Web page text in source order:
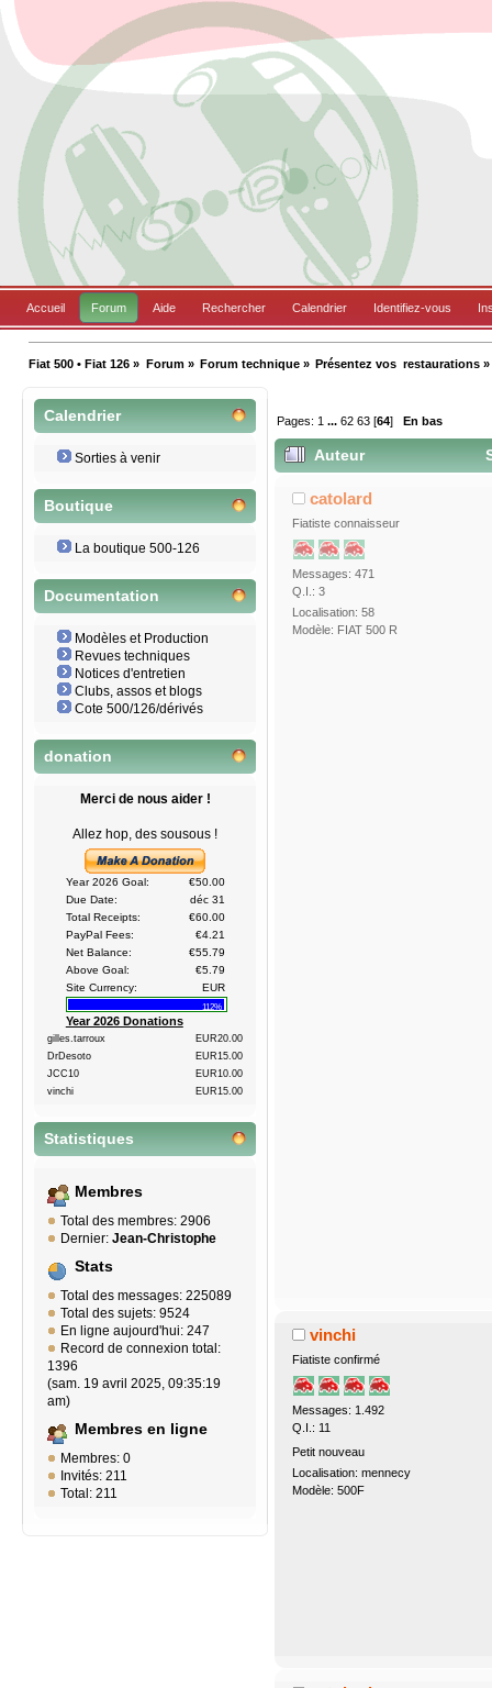
Accueil Forum Aide Rechercher Calendrier Identifiez-vous
Fiat 500 • Fiat 126 » Forum» Forum technique» Présentez vos  restaurations »
Calendrier
Sorties à venir
Boutique
La boutique 500-126
Documentation
Modèles et Production
Revues techniques
Notices d'entretien
Clubs, assos et blogs
Cote 500/126/dérivés
donation
Merci de nous aider !
Allez hop, des sousous !
Year 2026 Goal:
€50.00
Due Date:
déc 31
Total Receipts:
€60.00
PayPal Fees:
€4.21
Net Balance:
€55.79
Above Goal:
€5.79
Site Currency:
EUR
112%
Year 2026 Donations
gilles.tarroux
EUR20.00
DrDesoto
EUR15.00
JCC10
EUR10.00
vinchi
EUR15.00
Statistiques
Membres
Total des membres: 2906
Dernier: Jean-Christophe
Stats
Total des messages: 225089
Total des sujets: 9524
En ligne aujourd'hui: 247
Record de connexion total:
1396
(sam. 19 avril 2025, 09:35:19
am)
Membres en ligne
Membres: 0
Invités: 211
Total: 211
Pages: 1 ...62 63 [64] En bas
Auteur
catolard
Fiatiste connaisseur
Messages: 471
Q.I.: 3
Localisation: 58
Modèle: FIAT 500 R
vinchi
Fiatiste confirmé
Messages: 1.492
Q.I.: 11
Petit nouveau
Localisation: mennecy
Modèle: 500F